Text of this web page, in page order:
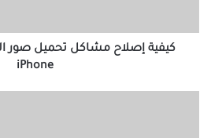
iPhone
iPhone